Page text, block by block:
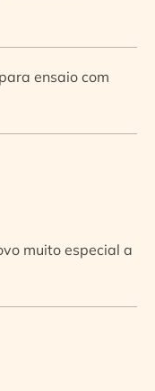
ensaio com
muito especial a